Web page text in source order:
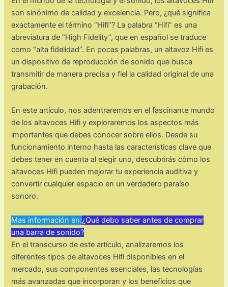
son sinónimo de calidad y excelencia. Pero, ¿qué significa
exactamente el término “Hifi”? La palabra “Hifi” es una
abreviatura de “High Fidelity”, que en español se traduce
como “alta fidelidad”. En pocas palabras, un altavoz Hifi es
un dispositivo de reproducción de sonido que busca
transmitir de manera precisa y fiel la calidad original de una
grabación.
En este artículo, nos adentraremos en el fascinante mundo
de los altavoces Hifi y exploraremos los aspectos más
importantes que debes conocer sobre ellos. Desde su
funcionamiento interno hasta las características clave que
debes tener en cuenta al elegir uno, descubrirás cómo los
altavoces Hifi pueden mejorar tu experiencia auditiva y
convertir cualquier espacio en un verdadero paraíso
sonoro.
Mas información en:¿Qué debo saber antes de comprar
una barra de sonido?
En el transcurso de este artículo, analizaremos los
diferentes tipos de altavoces Hifi disponibles en el
mercado, sus componentes esenciales, las tecnologías
más avanzadas que incorporan y los beneficios que